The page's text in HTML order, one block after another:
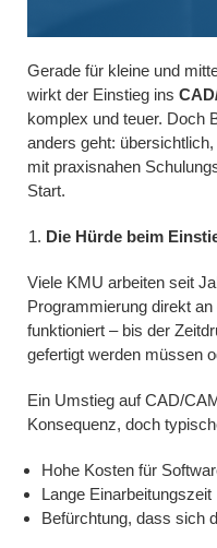
Gerade für kleine und
wirkt der Einstieg ins
komplex und teuer. Doch
anders geht:
mit praxisnahen
Start.
Die Hürde beim
Viele KMU arbeiten seit
Programmierung direkt
funktioniert – bis der
gefertigt werden müssen
Ein Umstieg auf CAD/
Konsequenz, doch
Hohe Kosten für
Lange Einarbeitungszeit
Befürchtung, dass sich